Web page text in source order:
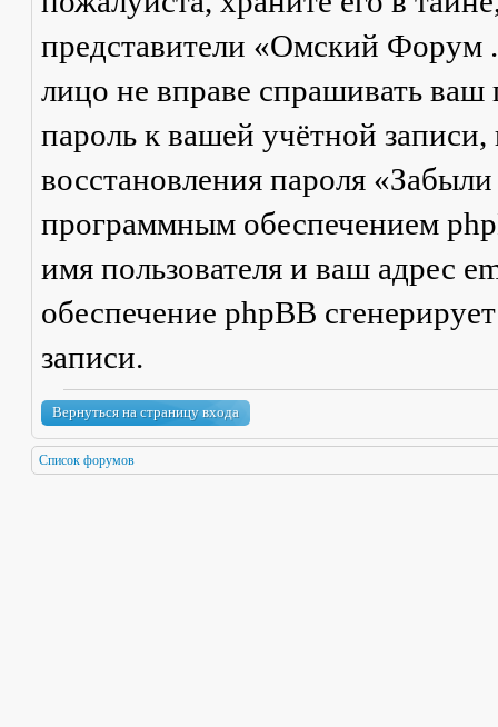
представители «Омский Форум
лицо не вправе спрашивать ваш
пароль к вашей учётной
восстановления пароля
программным обеспечением
имя пользователя и ваш адрес
обеспечение phpBB
записи.
Вернуться на страницу входа
Список форумов